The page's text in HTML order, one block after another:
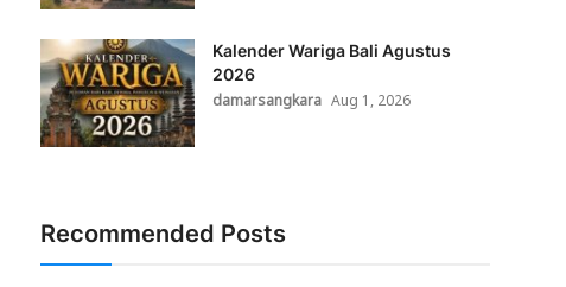
Kalender Wariga Bali Agustus
2026
damarsangkara Aug 1, 2026
Recommended Posts